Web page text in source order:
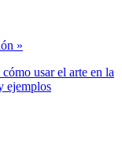
»
usar el arte en la
ejemplos